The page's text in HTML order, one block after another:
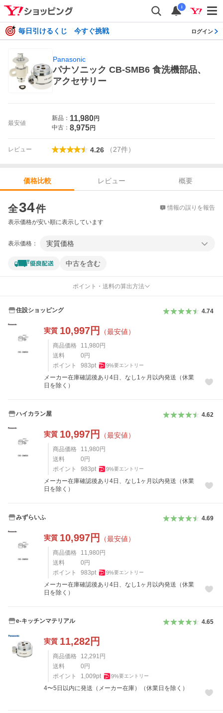
i
毎日引けるくじ 今すぐ挑戦 ログイン
Panasonic
パナソニック CB-SMB6 食洗機部品、
アクセサリー
最安値
新品： 11,980円
中古： 8,975円
レビュー 4.26 （27件）
価格比較 レビュー
概要
全34件 情報の誤りを報告
表示価格が安い順に表示しています
表示価格： 実質価格
中古を含む
ポイント・送料の算出方法
住設ショッピング 4.74
実質 10,997円 （最安値）
商品価格 11,980 円
送料
0 円
ポイント
983pt 9%要エントリー
メーカー在庫確認後あり4日、なし1ヶ月以内発送（休業
日を除く）
ハイカラン屋 4.62
実質 10,997円 （最安値）
商品価格 11,980 円
送料
0 円
ポイント
983pt 9%要エントリー
メーカー在庫確認後あり4日、なし1ヶ月以内発送（休業
日を除く）
みずらいふ 4.69
実質 10,997円 （最安値）
商品価格 11,980 円
送料
0 円
ポイント
983pt 9%要エントリー
メーカー在庫確認後あり4日、なし1ヶ月以内発送（休業
日を除く）
e-キッチンマテリアル 4.65
実質 11,282円
商品価格 12,291 円
送料
0 円
ポイント
1,009pt 9%要エントリー
4〜5日以内に発送（メーカー在庫）（休業日を除く）